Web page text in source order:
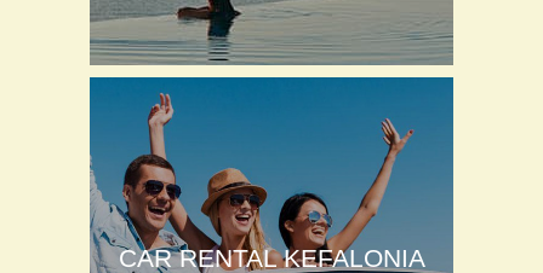
CAR RENTAL KEFALONIA